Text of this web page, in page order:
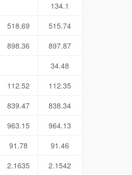
134.1
518.69
515.74
898.36
897.87
34.48
112.52
112.35
839.47
838.34
963.15
964.13
91.78
91.46
2.1635
2.1542